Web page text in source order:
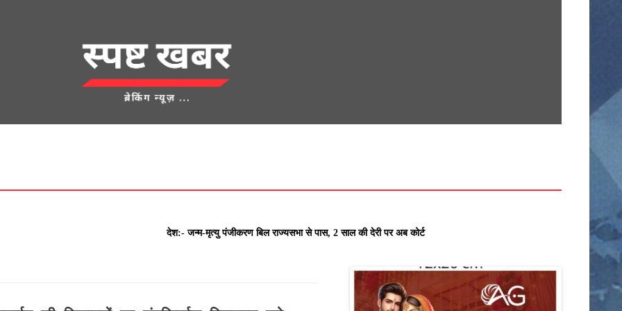
अनूपपुर
खरगोन इंदौर
देश:- जन्म-मृत्यु पंजीकरण बिल राज्यसभा से पास, 2 साल की देरी पर अब कोर्ट के आदेश से ही होगा रजिस्ट्रेशन chief editor Uttam